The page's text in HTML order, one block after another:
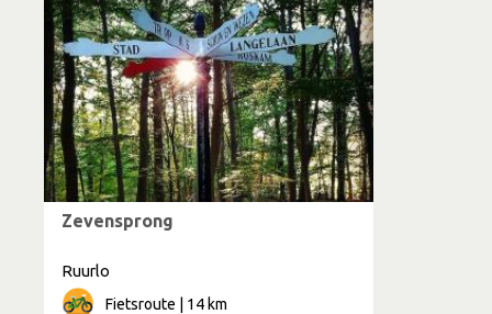
Zevensprong
Ruurlo
Fietsroute | 14 km